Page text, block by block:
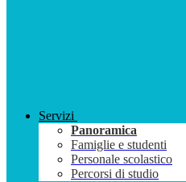
Servizi
Panoramica
Famiglie e studenti
Personale scolastico
Percorsi di studio